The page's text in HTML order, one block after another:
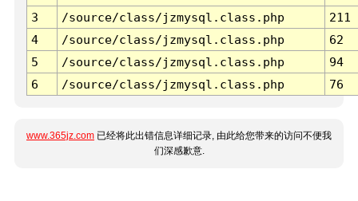
3 /source/class/jzmysql.class.php
211
4
/source/class/jzmysql.class.php
62
5
/source/class/jzmysql.class.php
94
6
/source/class/jzmysql.class.php 76
www.365jz.com 已经将此出错信息详细记录, 由此给您带来的访问不便我
们深感歉意.